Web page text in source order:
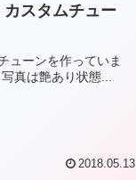
スタムチュー
ューンを作っていま
す。 シートとシートカウルの塗装をしました 写真は艶あり状態...
2018.05.13